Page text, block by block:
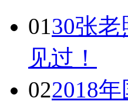
0130张
见过！
022018